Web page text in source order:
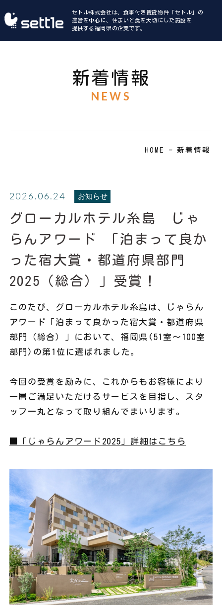
セトル株式会社は、食事付き賃貸物件「セトル」の
運営を中心に、住まいと食を大切にした施設を
提供する福岡県の企業です。
HOME
私たちについて
事業内容
会社概要
採用情報
新着情報
お問い合わせ
新着情報
NEWS
HOME 新着情報
2026.06.24 お知らせ
グローカルホテル糸島 じゃ
らんアワード 「泊まって良か
った宿大賞・都道府県部門
2025（総合）」受賞！
このたび、グローカルホテル糸島は、じゃらん
アワード「泊まって良かった宿大賞・都道府県
部門（総合）」において、福岡県(51室～100室
部門)の第1位に選ばれました。
今回の受賞を励みに、これからもお客様により
一層ご満足いただけるサービスを目指し、スタ
ッフ一丸となって取り組んでまいります。
■「じゃらんアワード2025」詳細はこちら